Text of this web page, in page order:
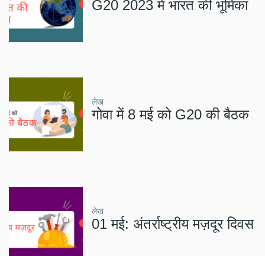
G20 2023 में भारत की भूमिका
लेख
गोवा में 8 मई को G20 की बैठक
लेख
01 मई: अंतर्राष्ट्रीय मज़दूर दिवस